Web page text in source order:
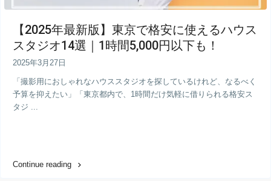
【2025年最新版】東京で格安に使えるハウス
スタジオ14選｜1時間5,000円以下も！
2025年3月27日
「撮影用におしゃれなハウススタジオを探しているけれど、なるべく
予算を抑えたい」「東京都内で、1時間だけ気軽に借りられる格安ス
タジ ...
Continue reading